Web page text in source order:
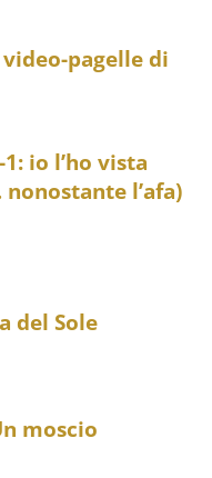
pagelle di
io l’ho vista
l’afa)
del Sole
moscio